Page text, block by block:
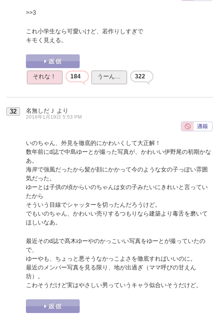
>>3
これ小学生なら可愛いけど、若作りしすぎで
キモく見える。
それな！ 184 うーん… 322
32 名無しだＪ より
2016年1月19日 5:53 PM
いのちゃん、外見を徹底的にかわいくして大正解！
数年前にd誌で中島ゆーとが撮った写真が、かわいい伊野尾の初期かな
あ。
海岸で強風だったから髪が顔にかかって今のような女の子っぽい雰囲
気だった。
ゆーとは子供の頃からいのちゃんは女の子みたいにきれいと言ってい
たから
そういう目線でシャッターを切ったんだろうけど。
でもいのちゃん、かわいい売りするつもりなら建築より毒舌を磨いて
ほしいなあ。
最近そのd誌で髙木ゆーやのかっこいい写真をゆーとが撮っていたの
で、
ゆーやも、ちょっと悪そうなかっこよさを徹底すればいいのに。
最近のメンバー写真を見る限り、地が出過ぎ（ママ呼びの甘えん
坊）。
こわそうだけど実はやさしい男っていうキャラ似合いそうだけど。